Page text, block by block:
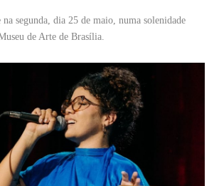
segunda, dia 25 de maio, numa solenidade
de Arte de Brasília.